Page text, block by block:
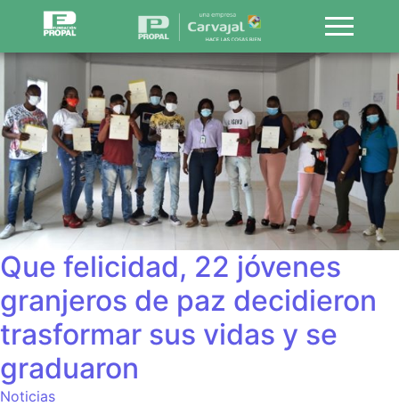
Que felicidad, 22 jóvenes
granjeros de paz decidieron
trasformar sus vidas y se
graduaron
Noticias